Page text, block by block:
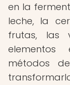
en la
leche, la
frutas, las
métodos